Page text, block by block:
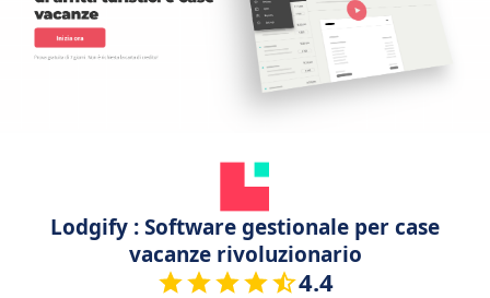
Lodgify : Software gestionale per case
vacanze rivoluzionario
4.4